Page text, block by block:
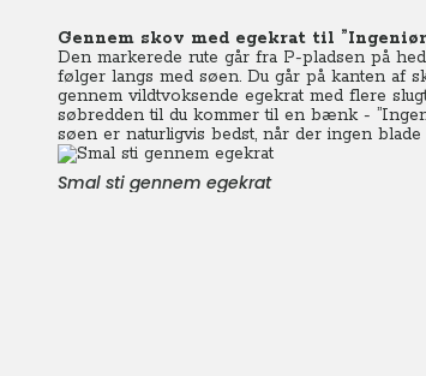
Gennem skov med egekrat til
Den markerede rute går fra P-pladsen på
følger langs med søen. Du går på kanten af
gennem vildtvoksende egekrat med flere
søbredden til du kommer til en bænk -
søen er naturligvis bedst, når der ingen
Smal sti gennem egekrat